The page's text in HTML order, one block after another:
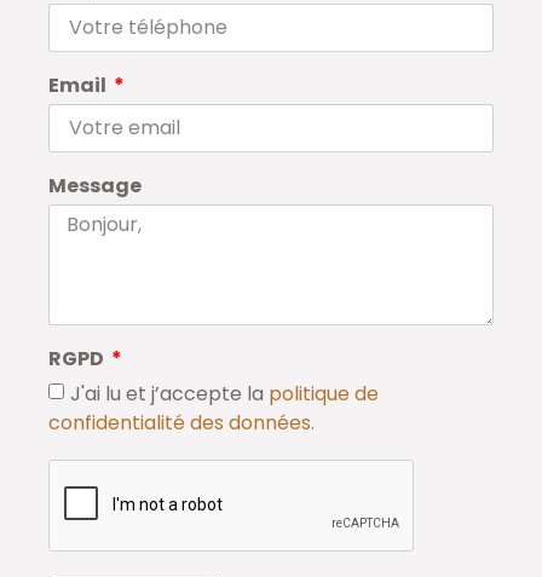
Email
Message
RGPD
J'ai lu et j’accepte la politique de
confidentialité des données.